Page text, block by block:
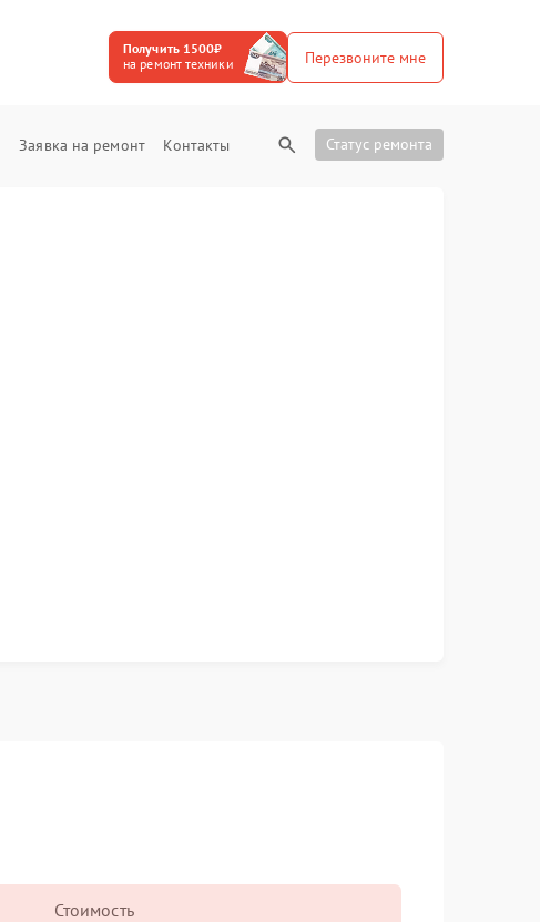
Получить 1500₽
на ремонт техники
Перезвоните мне
Заявка на ремонт Контакты Статус ремонта
Стоимость